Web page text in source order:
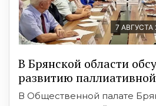
7 АВГУСТА
В Брянской области
развитию
В Общественной палате